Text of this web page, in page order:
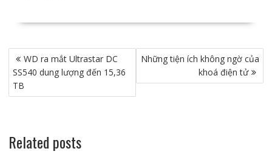
Điều
hướng
bài
viết
WD ra mắt Ultrastar DC
SS540 dung lượng đến 15,36
TB
Những tiện ích không ngờ của
khoá điện tử
Related posts